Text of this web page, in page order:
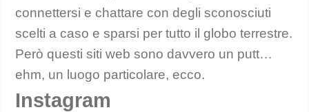
connettersi e chattare con degli sconosciuti
scelti a caso e sparsi per tutto il globo terrestre.
Però questi siti web sono davvero un putt…
ehm, un luogo particolare, ecco.
Instagram